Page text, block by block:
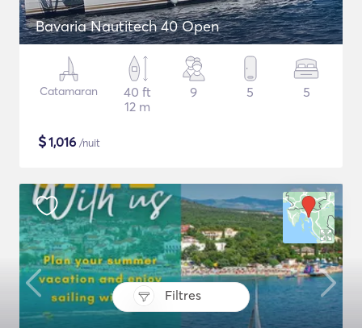
Filtres
Bavaria Nautitech 40 Open
Catamaran
40 ft
12 m
9 5 5
$1,016 /nuit